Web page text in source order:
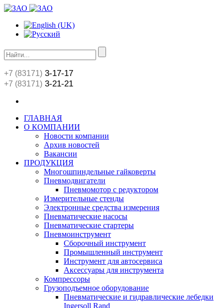
+7 (83171) 3-17-17
+7 (83171) 3-21-21
ГЛАВНАЯ
О КОМПАНИИ
Новости компании
Архив новостей
Вакансии
ПРОДУКЦИЯ
Многошпиндельные гайковерты
Пневмодвигатели
Пневмомотор с редуктором
Измерительные стенды
Электронные средства измерения
Пневматические насосы
Пневматические стартеры
Пневмоинструмент
Сборочный инструмент
Промышленный инструмент
Инструмент для автосервиса
Аксессуары для инструмента
Компрессоры
Грузоподъемное оборудование
Пневматические и гидравлические лебедки
Ingersoll Rand